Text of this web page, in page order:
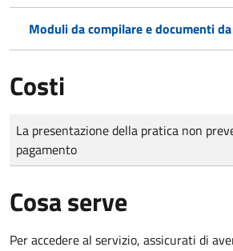
Moduli da compilare e documenti
Costi
Tipo di pagamento
Importo
La presentazione della pratica non
pagamento
Cosa serve
Per accedere al servizio, assicurati di